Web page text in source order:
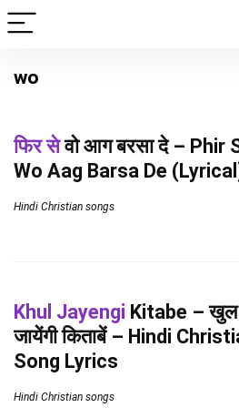
wo
फिर सेवो आग बरसा दे – Phir
Wo Aag Barsa De
Hindi Christian songs
Khul Jayengi Kitabe – खुल
जायेंगी किताबें – Hindi
Song Lyrics
Hindi Christian songs